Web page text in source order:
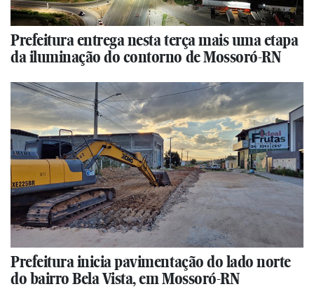
Prefeitura entrega nesta terça mais uma etapa
da iluminação do contorno de Mossoró-RN
Prefeitura inicia pavimentação do lado norte
do bairro Bela Vista, em Mossoró-RN